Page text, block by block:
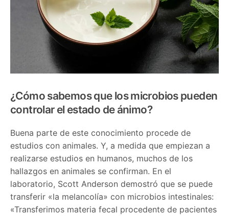
¿Cómo sabemos que los microbios pueden
controlar el estado de ánimo?
Buena parte de este conocimiento procede de
estudios con animales. Y, a medida que empiezan a
realizarse estudios en humanos, muchos de los
hallazgos en animales se confirman. En el
laboratorio, Scott Anderson demostró que se puede
transferir «la melancolía» con microbios intestinales:
«Transferimos materia fecal procedente de pacientes